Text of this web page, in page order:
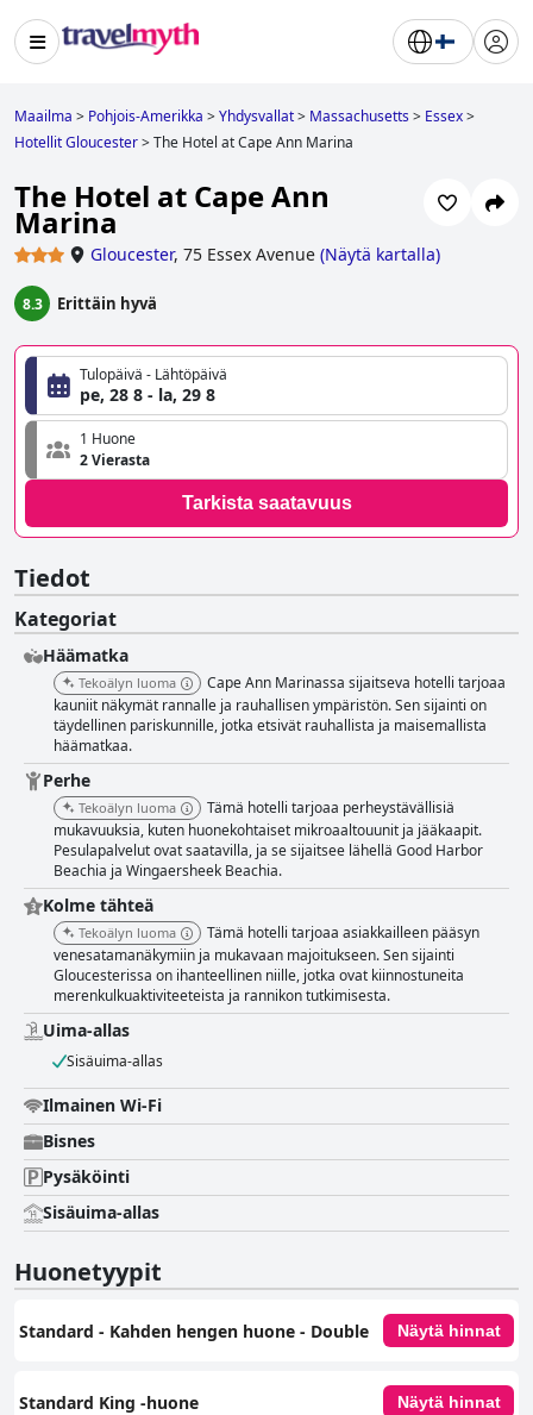
Maailma > Pohjois-Amerikka >Yhdysvallat> Massachusetts> Essex>
Hotellit Gloucester>The Hotel at Cape Ann Marina
The Hotel at Cape Ann
Marina
Gloucester, 75 Essex Avenue (Näytä kartalla)
8.3 Erittäin hyvä
Tulopäivä - Lähtöpäivä
pe, 28 8 - la, 29 8
1 Huone
2 Vierasta
Tarkista saatavuus
Tiedot
Kategoriat
Häämatka
Tekoälyn luoma
Cape Ann Marinassa sijaitseva hotelli tarjoaa
kauniit näkymät rannalle ja rauhallisen ympäristön. Sen sijainti on
täydellinen pariskunnille, jotka etsivät rauhallista ja maisemallista
häämatkaa.
Perhe
Tekoälyn luoma
Tämä hotelli tarjoaa perheystävällisiä
mukavuuksia, kuten huonekohtaiset mikroaaltouunit ja jääkaapit.
Pesulapalvelut ovat saatavilla, ja se sijaitsee lähellä Good Harbor
Beachia ja Wingaersheek Beachia.
Kolme tähteä
Tekoälyn luoma
Tämä hotelli tarjoaa asiakkailleen pääsyn
venesatamanäkymiin ja mukavaan majoitukseen. Sen sijainti
Gloucesterissa on ihanteellinen niille, jotka ovat kiinnostuneita
merenkulkuaktiviteeteista ja rannikon tutkimisesta.
Uima-allas
Sisäuima-allas
Ilmainen Wi-Fi
Bisnes
Pysäköinti
Sisäuima-allas
Huonetyypit
Standard - Kahden hengen huone - Double Näytä hinnat
Standard King ‑huone Näytä hinnat